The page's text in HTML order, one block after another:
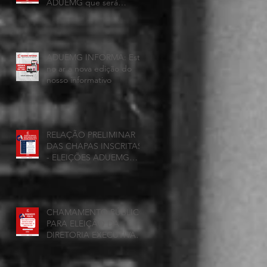
ADUEMG que será
realizada hoje, 25 de
junho, será presencial nas
unidades.
ADUEMG INFORMA: Esta
no ar a nova edição do
nosso informativo
RELAÇÃO PRELIMINAR
DAS CHAPAS INSCRITAS
- ELEIÇÕES ADUEMG
2026/2028
CHAMAMENTO PÚBLICO
PARA ELEIÇÃO DA
DIRETORIA EXECUTIVA
Sindical ANDES -SN